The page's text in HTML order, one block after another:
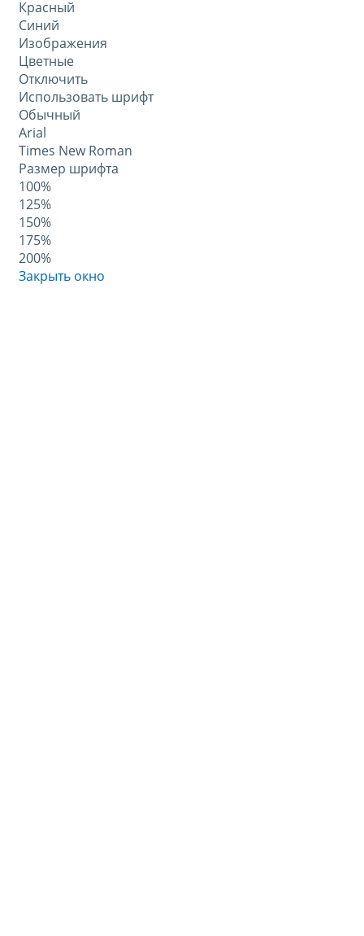
Красный
Синий
Изображения
Цветные
Отключить
Использовать шрифт
Обычный
Arial
Times New Roman
Размер шрифта
100%
125%
150%
175%
200%
Закрыть окно